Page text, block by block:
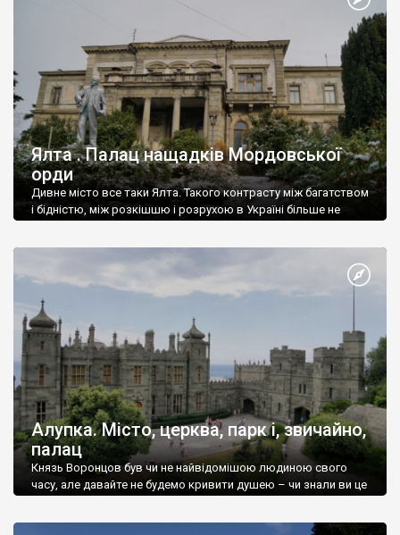
Ялта . Палац нащадків Мордовської
орди
Дивне місто все таки Ялта. Такого контрасту між багатством
і бідністю, між розкішшю і розрухою в Україні більше не
Алупка. Місто, церква, парк і, звичайно,
палац
Князь Воронцов був чи не найвідомішою людиною свого
часу, але давайте не будемо кривити душею – чи знали ви це